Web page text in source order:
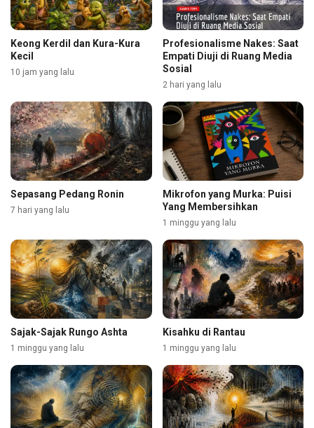
Keong Kerdil dan Kura-Kura
Kecil
10 jam yang lalu
Profesionalisme Nakes: Saat
Empati Diuji di Ruang Media
Sosial
2 hari yang lalu
Sepasang Pedang Ronin
7 hari yang lalu
Mikrofon yang Murka: Puisi
Yang Membersihkan
1 minggu yang lalu
Sajak-Sajak Rungo Ashta
1 minggu yang lalu
Kisahku di Rantau
1 minggu yang lalu